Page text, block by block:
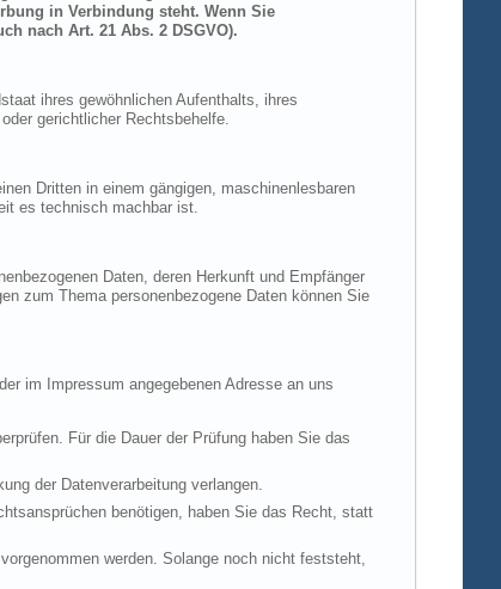
in Verbindung steht. Wenn Sie
nach Art. 21 Abs. 2 DSGVO).
ihres gewöhnlichen Aufenthalts, ihres
gerichtlicher Rechtsbehelfe.
Dritten in einem gängigen, maschinenlesbaren
es technisch machbar ist.
Daten, deren Herkunft und Empfänger
zum Thema personenbezogene Daten können Sie
im Impressum angegebenen Adresse an uns
Für die Dauer der Prüfung haben Sie das
der Datenverarbeitung verlangen.
benötigen, haben Sie das Recht, statt
werden. Solange noch nicht feststeht,